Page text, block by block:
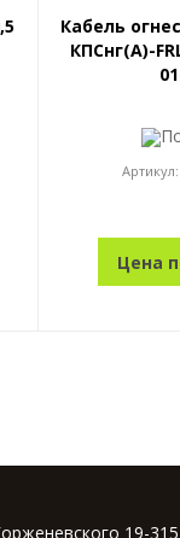
Кабель
КПСнг(A)-
Артикул:
Цена
19-315